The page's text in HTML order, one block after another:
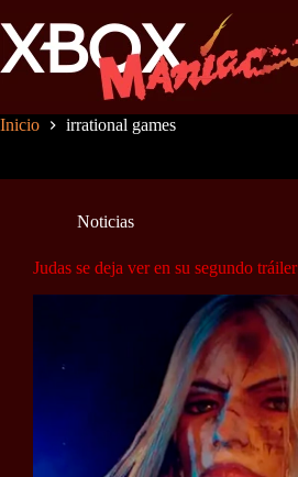
al
contenido
Inicio irrational games
Noticias
Judas se deja ver en su segundo tráiler